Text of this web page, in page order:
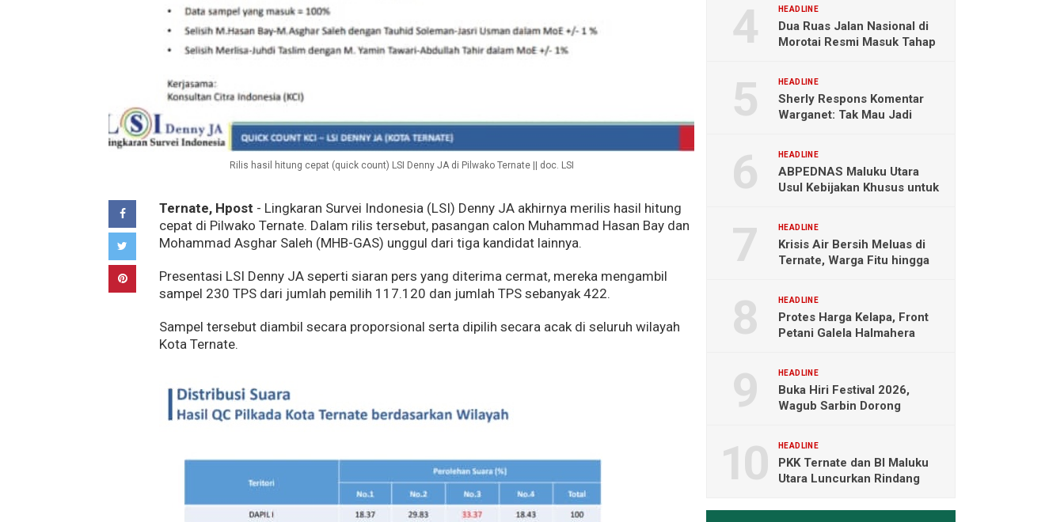
Rilis hasil hitung cepat (quick count) LSI Denny JA di Pilwako Ternate || doc. LSI
Ternate, Hpost - Lingkaran Survei Indonesia (LSI) Denny JA akhirnya merilis hasil hitung
cepat di Pilwako Ternate. Dalam rilis tersebut, pasangan calon Muhammad Hasan Bay dan
Mohammad Asghar Saleh (MHB-GAS) unggul dari tiga kandidat lainnya.
Presentasi LSI Denny JA seperti siaran pers yang diterima cermat, mereka mengambil
sampel 230 TPS dari jumlah pemilih 117.120 dan jumlah TPS sebanyak 422.
Sampel tersebut diambil secara proporsional serta dipilih secara acak di seluruh wilayah
Kota Ternate.
HEADLINE
Dua Ruas Jalan Nasional di
Morotai Resmi Masuk Tahap
HEADLINE
Sherly Respons Komentar
Warganet: Tak Mau Jadi
HEADLINE
ABPEDNAS Maluku Utara
Usul Kebijakan Khusus untuk
HEADLINE
Krisis Air Bersih Meluas di
Ternate, Warga Fitu hingga
HEADLINE
Protes Harga Kelapa, Front
Petani Galela Halmahera
HEADLINE
Buka Hiri Festival 2026,
Wagub Sarbin Dorong
HEADLINE
PKK Ternate dan BI Maluku
Utara Luncurkan Rindang
Pangan